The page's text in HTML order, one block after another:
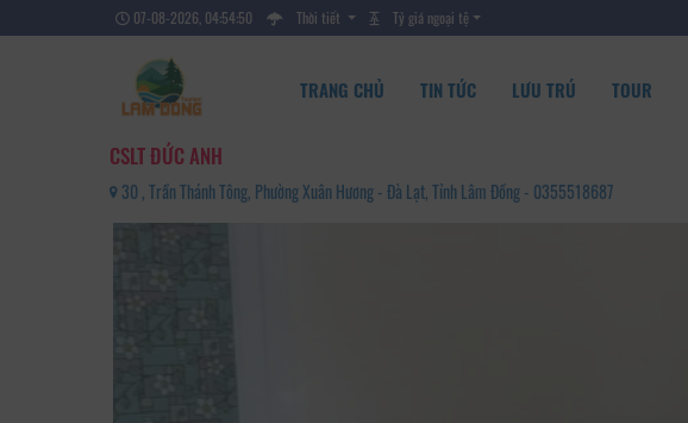
07-08-2026, 04:54:51 Thời tiết Tỷ giá ngoại tệ
TRANG CHỦ TIN TỨC LƯU TRÚ TOUR
CSLT ĐỨC ANH
30 , Trần Thánh Tông, Phường Xuân Hương - Đà Lạt, Tỉnh Lâm Đồng - 0355518687